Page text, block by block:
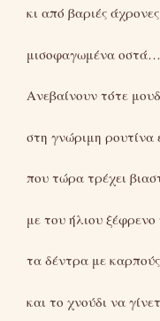
κι από βαριές
μισοφαγωμένα οστά…
Ανεβαίνουν τότε
στη γνώριμη ρουτίνα
που τώρα τρέχει
με του ήλιου ξέφρενο
τα δέντρα με
και το χνούδι να